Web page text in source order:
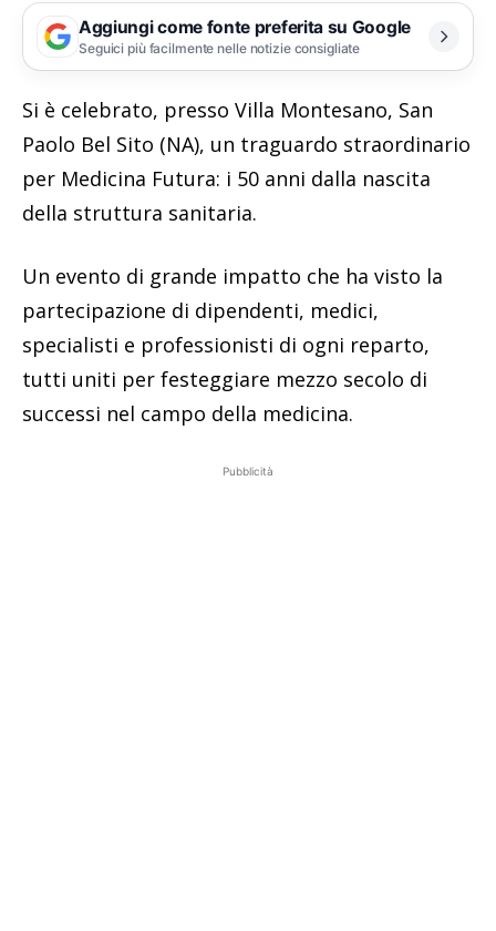
Aggiungi come fonte preferita su Google
Seguici più facilmente nelle notizie consigliate
Si è celebrato, presso Villa Montesano, San
Paolo Bel Sito (NA), un traguardo straordinario
per Medicina Futura: i 50 anni dalla nascita
della struttura sanitaria.
Un evento di grande impatto che ha visto la
partecipazione di dipendenti, medici,
specialisti e professionisti di ogni reparto,
tutti uniti per festeggiare mezzo secolo di
successi nel campo della medicina.
Pubblicità